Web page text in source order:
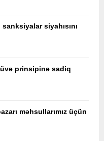
siyahısını
prinsipinə sadiq
məhsullarımız üçün